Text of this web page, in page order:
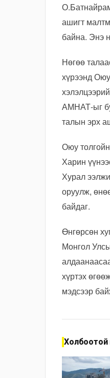
ашигт
байна. Энэ
Нөгөө
хүрээнд
АМНАТ-ыг
талын эрх
Оюу
Харин
Хурал
оруулж,
байдаг.
Өнгөрсөн
Монгол
хүртэх
мэдсээр